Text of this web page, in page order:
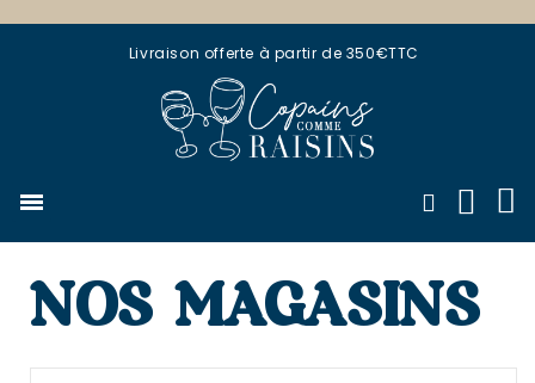
Livraison offerte à partir de 350€TTC
NOS MAGASINS